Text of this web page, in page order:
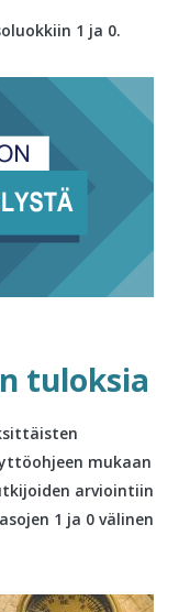
1 ja 0.
tuloksia
mukaan
arviointiin
1 ja 0 välinen